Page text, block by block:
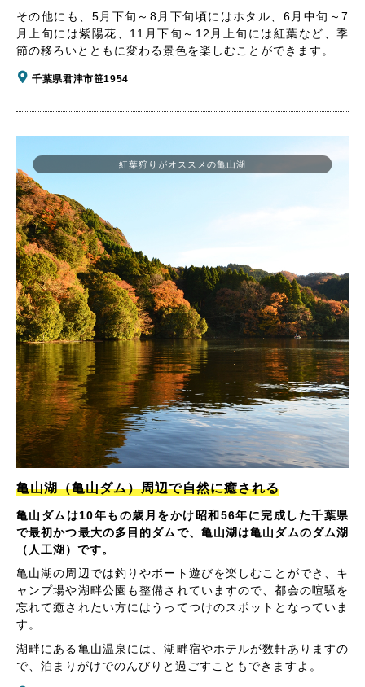
その他にも、5月下旬～8月下旬頃にはホタル、6月中旬～7
月上旬には紫陽花、11月下旬～12月上旬には紅葉など、季
節の移ろいとともに変わる景色を楽しむことができます。
千葉県君津市笹1954
亀山湖（亀山ダム）周辺で自然に癒される
亀山ダムは10年もの歳月をかけ昭和56年に完成した千葉県
で最初かつ最大の多目的ダムで、亀山湖は亀山ダムのダム湖
（人工湖）です。
亀山湖の周辺では釣りやボート遊びを楽しむことができ、キ
ャンプ場や湖畔公園も整備されていますので、都会の喧騒を
忘れて癒されたい方にはうってつけのスポットとなっていま
す。
湖畔にある亀山温泉には、湖畔宿やホテルが数軒ありますの
で、泊まりがけでのんびりと過ごすこともできますよ。
紅葉狩りがオススメの亀山湖